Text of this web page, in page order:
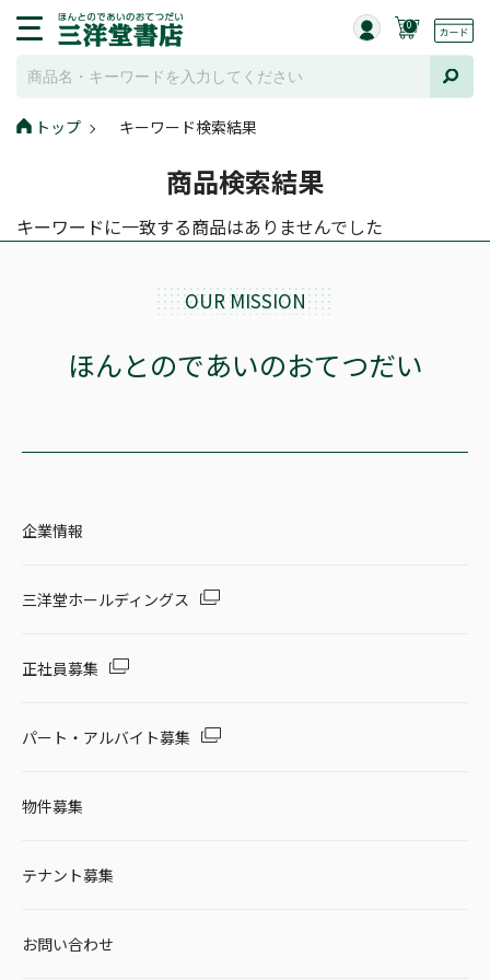
0
トップ キーワード検索結果
商品検索結果
キーワードに一致する商品はありませんでした
OUR MISSION
ほんとのであいのおてつだい
企業情報
三洋堂ホールディングス
正社員募集
パート・アルバイト募集
物件募集
テナント募集
お問い合わせ